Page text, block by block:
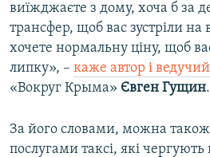
виїжджаєте з дому, хоча б за
трансфер, щоб вас зустріли на
хочете нормальну ціну, щоб
липку», – каже автор і ведучий
«Вокруг Крыма» Євген Гущин.
За його словами, можна також
послугами таксі, які